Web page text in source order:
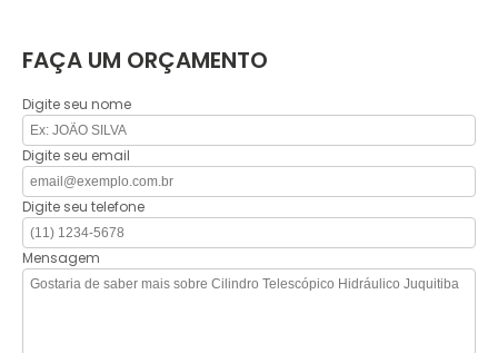
FAÇA UM ORÇAMENTO
Digite seu nome
Digite seu email
Digite seu telefone
Mensagem